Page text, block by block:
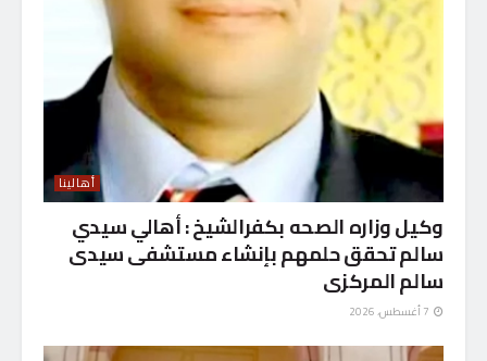
أهالينا
وكيل وزاره الصحه بكفرالشيخ : أهالي سيدي
سالم تحقق حلمهم بإنشاء مستشفى سيدى
سالم المركزى